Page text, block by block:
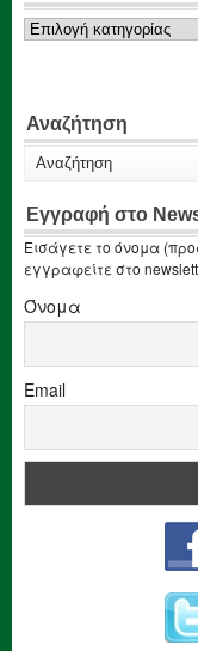
Κατηγορίες
Αναζήτηση
Εγγραφή στο
Εισάγετε το όνομα
εγγραφείτε στο
Όνομα
Email